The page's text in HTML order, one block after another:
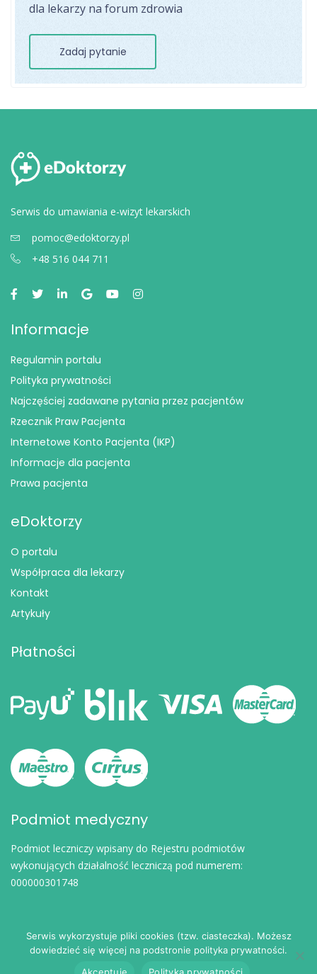
dla lekarzy na forum zdrowia
Zadaj pytanie
Serwis do umawiania e-wizyt lekarskich
pomoc@edoktorzy.pl
+48 516 044 711
Informacje
Regulamin portalu
Polityka prywatności
Najczęściej zadawane pytania przez pacjentów
Rzecznik Praw Pacjenta
Internetowe Konto Pacjenta (IKP)
Informacje dla pacjenta
Prawa pacjenta
eDoktorzy
O portalu
Współpraca dla lekarzy
Kontakt
Artykuły
Płatności
Podmiot medyczny
Podmiot leczniczy wpisany do Rejestru podmiotów
wykonujących działalność leczniczą pod numerem:
000000301748
eDoktorzy.pl . Wszelkie prawa zastrzeżone.
Serwis wykorzystuje pliki cookies (tzw. ciasteczka). Możesz
dowiedzieć się więcej na podstronie polityka prywatności.
Akceptuję
Polityka prywatności